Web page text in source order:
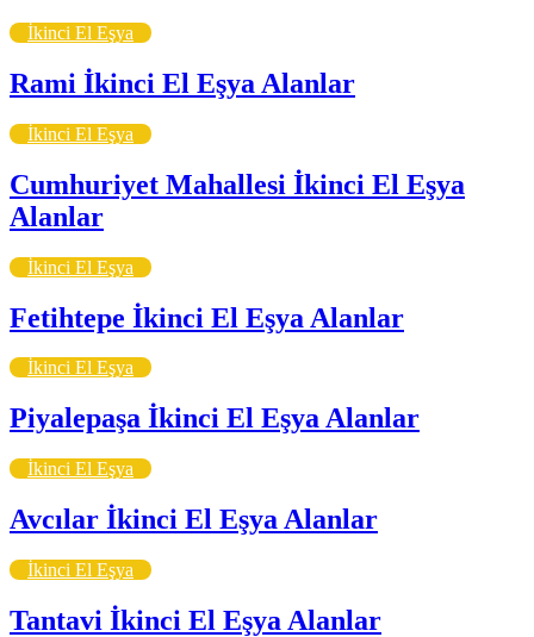
İkinci El Eşya
Rami İkinci El Eşya Alanlar
İkinci El Eşya
Cumhuriyet Mahallesi İkinci El Eşya
Alanlar
İkinci El Eşya
Fetihtepe İkinci El Eşya Alanlar
İkinci El Eşya
Piyalepaşa İkinci El Eşya Alanlar
İkinci El Eşya
Avcılar İkinci El Eşya Alanlar
İkinci El Eşya
Tantavi İkinci El Eşya Alanlar